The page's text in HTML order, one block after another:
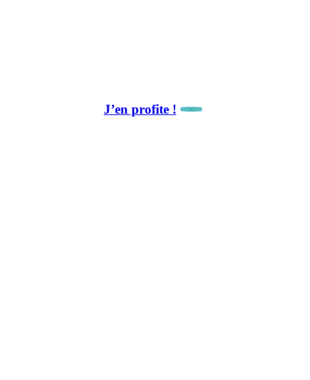
J’en profite !